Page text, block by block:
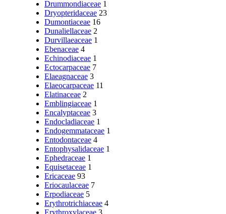
Drummondiaceae 1
Dryopteridaceae 23
Dumontiaceae 16
Dunaliellaceae 2
Durvillaeaceae 1
Ebenaceae 4
Echinodiaceae 1
Ectocarpaceae 7
Elaeagnaceae 3
Elaeocarpaceae 11
Elatinaceae 2
Emblingiaceae 1
Encalyptaceae 3
Endocladiaceae 1
Endogemmataceae 1
Entodontaceae 4
Entophysalidaceae 1
Ephedraceae 1
Equisetaceae 1
Ericaceae 93
Eriocaulaceae 7
Erpodiaceae 5
Erythrotrichiaceae 4
Erythroxylaceae 3